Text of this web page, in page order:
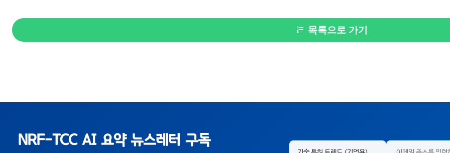
목록으로 가기
NRF-TCC AI 요약 뉴스레터 구독